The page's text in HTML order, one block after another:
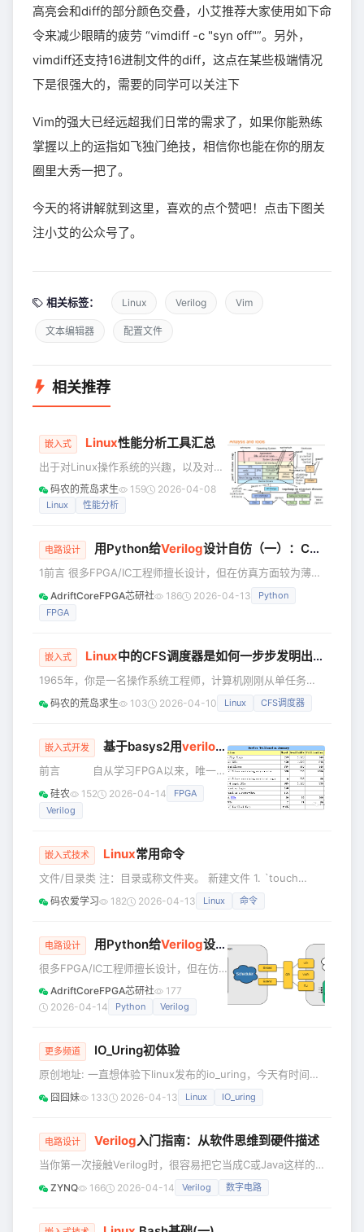
高亮会和diff的部分颜色交叠，小艾推荐大家使用如下命
令来减少眼睛的疲劳 “vimdiff -c "syn off"”。另外，
vimdiff还支持16进制文件的diff，这点在某些极端情况
下是很强大的，需要的同学可以关注下
Vim的强大已经远超我们日常的需求了，如果你能熟练
掌握以上的运指如飞独门绝技，相信你也能在你的朋友
圈里大秀一把了。
今天的将讲解就到这里，喜欢的点个赞吧！点击下图关
注小艾的公众号了。
相关标签： Linux Verilog Vim
文本编辑器 配置文件
相关推荐
嵌入式 Linux性能分析工具汇总
出于对Linux操作系统的兴趣，以及对底
层知识的强烈欲望，因此整理了这篇文
章。本文也可以作为检验基础知识的指
网络知识和操作系统知识，文档中的工
具，是不可能完全掌握的，另外对系统
性能分析和优化是一个长期的系列。 本
文档主要是结合Linux 大牛，搜集Linux
系统性能优化相关文章整理后的一篇综
原理和
码农的荒岛求生 159 2026-04-08
Linux 性能分析
电路设计 用Python给Verilog设计自仿（一）：Cocotb环境初探
1前言 很多FPGA/IC工程师擅长设计，但在仿真方面较为薄
弱。我认为主要问题在于，完整的仿真实现学习成本较高，如
学习UVM需要掌握大量新的内容。而单纯使用Verilog自仿又
作量非常庞大。而Python在数据处理方面则更加高效，如果
加以利用，完全可以快速构建一个完整的仿真模型。Coc
AdriftCoreFPGA芯研社 186 2026-04-13
Python
FPGA
嵌入式 Linux中的CFS调度器是如何一步步发明出来的？
1965年，你是一名操作系统工程师，计算机刚刚从单任务时
代进入多任务时代——现在一台计算机可以同时运行多个程序
了。 但你面临一个棘手的问题：只有一个CPU，10个程序都
如果处理不好，可能会出现各种各样的古怪问题： 重要的程
序等待太久 用户的交互操作（如键盘输入）响应缓慢 某些程
序永远无法获得CPU时间 你需要设计一个"调度器"来分配
CPU时
码农的荒岛求生 103 2026-04-10 Linux CFS调度器
嵌入式开发 基于basys2用verilog 设计多功能数字钟（重写
前言 自从学习FPGA以来，唯一做
过的完整系统就是基于basys2得多功能
数字表。记得当时做的时候也没少头
疼，最后用时间磨出来了一个不是很完
就感。现在回头看来，先不说功能实现
的如何，首先代码书写满是不规范，其
中犯得最多的一个问题就是把verilog当
C来写。所以，我决定趁着寒假自由支配
钟，算是对我大二第一学期以来
硅农 152 2026-04-14
FPGA
Verilog
嵌入式技术 Linux常用命令
文件/目录类 注：目录或称文件夹。 新建文件 1. `touch
xxxfile` 新建xxxfile文件。 新建目录 1. `mkdir xxxdir` 新建
xxxdir目录 mkdir /home/workdir 在/home目录下创建
建，若中间目录不存在则强制创建。 查看文件/目录 1. `ls
码农爱学习 182 2026-04-13 Linux 命令
电路设计 用Python给Verilog设计自仿进阶：仿真器是如何工作的？一文看懂时序模型
很多FPGA/IC工程师擅长设计，但在仿
真方面较为薄弱。我认为主要问题在
于，完整的仿真实现学习成本较高，如
报文仿真为例，我们需要解析报文，若
仅依赖Verilog自仿，就相当于要自己编
写一个报文解析模块，工作量非常庞
大。而Python在数据处理方面则更加高
一个完整的仿真模型。Cocotb
AdriftCoreFPGA芯研社
177
2026-04-14
Python Verilog
更多频道 IO_Uring初体验
原创地址: 一直想体验下linux发布的io_uring，今天有时间决
定尝试尝试. 首先要确保内核是最新的。为了防止我原本的
ubuntu系统安装新内核崩溃，我新装了ubuntu系统14.04,大
ncurses-dev sudo apt-get install flex sudo apt-get
install bi
囧囧妹 133 2026-04-13 Linux IO_uring
电路设计 Verilog入门指南：从软件思维到硬件描述
当你第一次接触Verilog时，很容易把它当成C或Java这样的
编程语言。这是一个常见的误区，也是入门路上的第一个坎。
Verilog不是一种编程语言，而是一种硬件描述语言。 你的角
ZYNQ 166 2026-04-14 Verilog 数字电路